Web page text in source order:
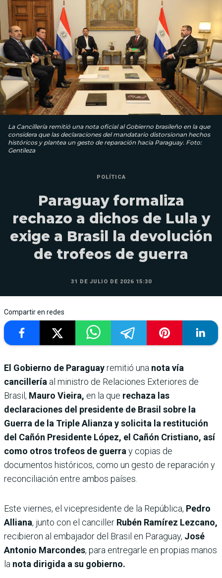
La Cancillería remitió una nota oficial al Gobierno brasileño en la que
considera que las declaraciones del mandatario distorsionan hechos
históricos y plantea un gesto de reparación hacia Paraguay. Foto:
Gentileza
POLÍTICA
Paraguay formaliza
rechazo a dichos de Lula y
exige a Brasil la devolución
de trofeos de guerra
31 DE JULIO DE 2026 15:30
Compartir en redes
El Gobierno de Paraguayremitió una nota vía
cancillería al ministro de Relaciones Exteriores de
Brasil, Mauro Vieira, en la que rechaza las
declaraciones del presidente de Brasil sobre la
Guerra de la Triple Alianza y solicita la restitución
del Cañón Presidente López, el Cañón Cristiano, así
como otros trofeos de guerra y copias de
documentos históricos, como un gesto de reparación y
reconciliación entre ambos países.
Este viernes, el vicepresidente de la República, Pedro
Alliana, junto con el canciller Rubén Ramírez Lezcano,
recibieron al embajador del Brasil en Paraguay, José
Antonio Marcondes, para entregarle en propias manos
la nota dirigida a su gobierno.